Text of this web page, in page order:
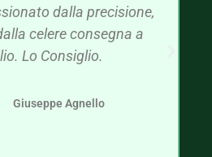
dalla precisione,
celere consegna a
Lo Consiglio.
Giuseppe Agnello